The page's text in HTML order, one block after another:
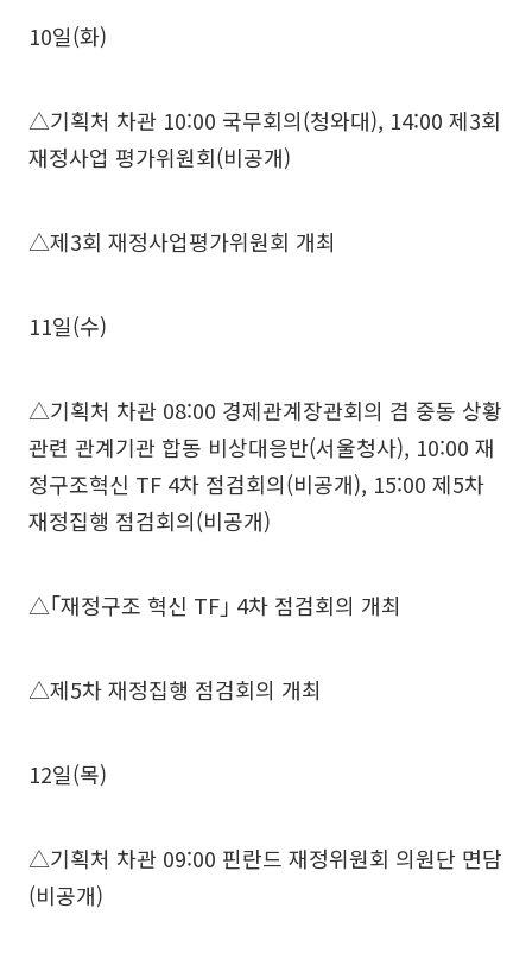
10일(화)
△기획처 차관 10:00 국무회의(청와대), 14:00 제3회
재정사업 평가위원회(비공개)
△제3회 재정사업평가위원회 개최
11일(수)
△기획처 차관 08:00 경제관계장관회의 겸 중동 상황
관련 관계기관 합동 비상대응반(서울청사), 10:00 재
정구조혁신 TF 4차 점검회의(비공개), 15:00 제5차
재정집행 점검회의(비공개)
△｢재정구조 혁신 TF｣ 4차 점검회의 개최
△제5차 재정집행 점검회의 개최
12일(목)
△기획처 차관 09:00 핀란드 재정위원회 의원단 면담
(비공개)